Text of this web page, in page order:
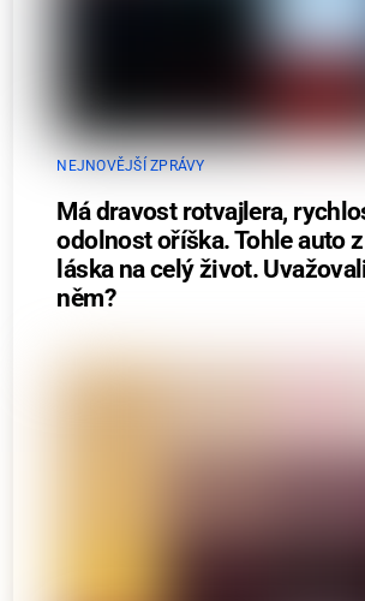
NEJNOVĚJŠÍ ZPRÁVY
Má dravost rotvajlera,
odolnost oříška. Tohle auto
láska na celý život.
něm?